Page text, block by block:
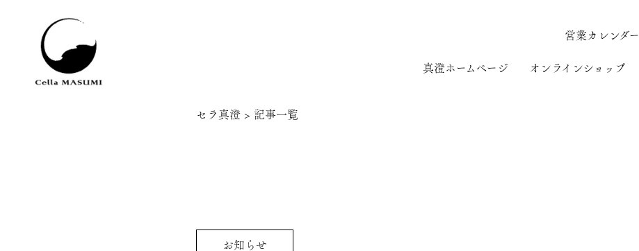
営業カレンダー
真澄ホームページ オンラインショップ
セラ真澄 > 記事一覧
お知らせ